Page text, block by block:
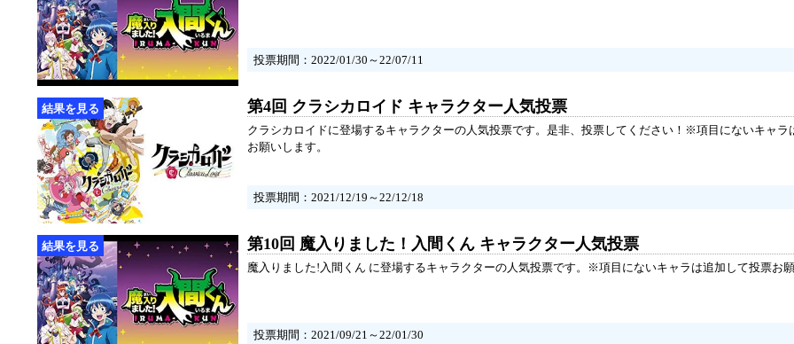
投票期間：2022/01/30～22/07/11
第4回 クラシカロイド キャラクター人気投票
クラシカロイドに登場するキャラクターの人気投票です。是非、投票してください！※項目にないキャラ
お願いします。
投票期間：2021/12/19～22/12/18
第10回 魔入りました！入間くん キャラクター人気投票
魔入りました!入間くん に登場するキャラクターの人気投票です。※項目にないキャラは追加して投票お
投票期間：2021/09/21～22/01/30